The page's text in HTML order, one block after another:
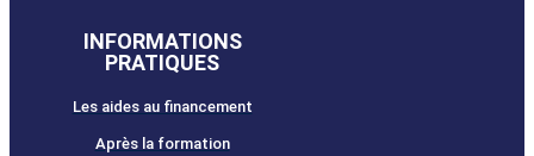
INFORMATIONS
PRATIQUES
Les aides au financement
Après la formation